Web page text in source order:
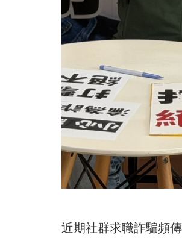
近期社群求職詐騙頻